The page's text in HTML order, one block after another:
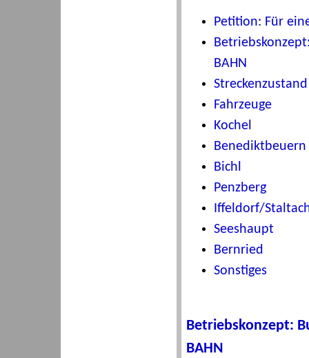
Petition: Für
BAHN
Fahrzeuge
Kochel
Benediktbeuern
Bichl
Penzberg
Iffeldorf/
Seeshaupt
Bernried
Sonstiges
Betriebskonzept:
BAHN